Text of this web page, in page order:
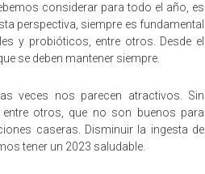
considerar para todo el año, es
perspectiva, siempre es fundamental
y probióticos, entre otros. Desde el
se deben mantener siempre.
veces nos parecen atractivos. Sin
entre otros, que no son buenos para
caseras. Disminuir la ingesta de
tener un 2023 saludable.